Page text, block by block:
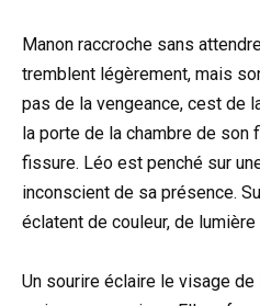
Manon raccroche sans
tremblent légèrement, mais
pas de la vengeance, cest de
la porte de la chambre de
fissure. Léo est penché sur
inconscient de sa présence.
éclatent de couleur, de
Un sourire éclaire le visage de